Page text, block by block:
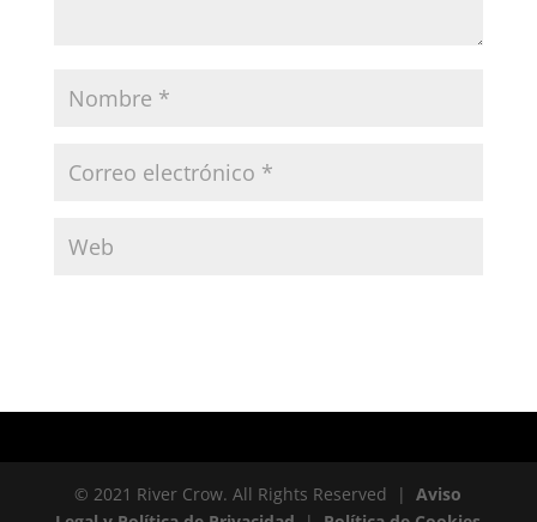
© 2021 River Crow. All Rights Reserved | Aviso